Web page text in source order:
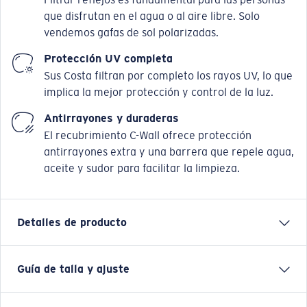
que disfrutan en el agua o al aire libre. Solo
vendemos gafas de sol polarizadas.
Protección UV completa
Sus Costa filtran por completo los rayos UV, lo que
implica la mejor protección y control de la luz.
Antirrayones y duraderas
El recubrimiento C-Wall ofrece protección
antirrayones extra y una barrera que repele agua,
aceite y sudor para facilitar la limpieza.
Detalles de producto
San Carlos está hecho de material NetPlus®* y forma
Guía de talla y ajuste